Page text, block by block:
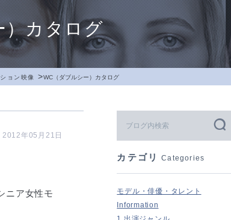
）カタログ
ョン映像 >WC（ダブルシー）カタログ
2012年05月21日
ニア女性モ
カテゴリ Categories
モデル・俳優・タレント
Information